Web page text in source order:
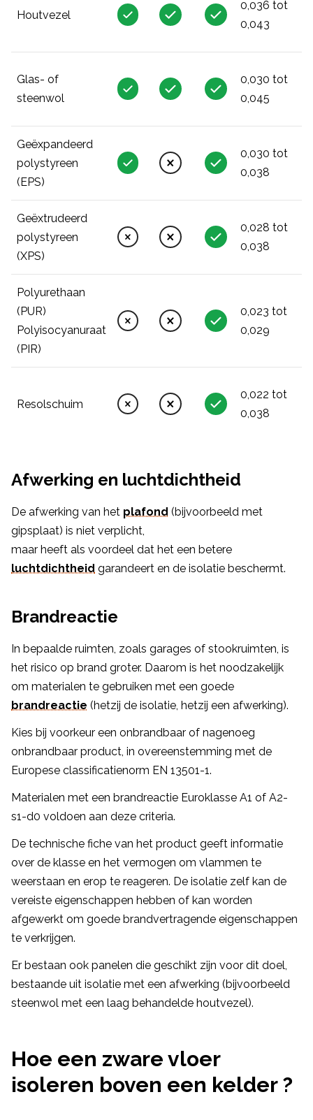
Houtvezel
0,036 tot
0,043
Glas- of
steenwol
0,030 tot
0,045
Geëxpandeerd
polystyreen
(EPS)
0,030 tot
0,038
Geëxtrudeerd
polystyreen
(XPS)
0,028 tot
0,038
Polyurethaan
(PUR)
Polyisocyanuraat
(PIR)
0,023 tot
0,029
Resolschuim
0,022 tot
0,038
Afwerking en luchtdichtheid
De afwerking van het plafond (bijvoorbeeld met
gipsplaat) is niet verplicht,
maar heeft als voordeel dat het een betere
luchtdichtheid garandeert en de isolatie beschermt.
Brandreactie
In bepaalde ruimten, zoals garages of stookruimten, is
het risico op brand groter. Daarom is het noodzakelijk
om materialen te gebruiken met een goede
brandreactie (hetzij de isolatie, hetzij een afwerking).
Kies bij voorkeur een onbrandbaar of nagenoeg
onbrandbaar product, in overeenstemming met de
Europese classificatienorm EN 13501-1.
Materialen met een brandreactie Euroklasse A1 of A2-
s1-d0 voldoen aan deze criteria.
De technische fiche van het product geeft informatie
over de klasse en het vermogen om vlammen te
weerstaan en erop te reageren. De isolatie zelf kan de
vereiste eigenschappen hebben of kan worden
afgewerkt om goede brandvertragende eigenschappen
te verkrijgen.
Er bestaan ook panelen die geschikt zijn voor dit doel,
bestaande uit isolatie met een afwerking (bijvoorbeeld
steenwol met een laag behandelde houtvezel).
Hoe een zware vloer
isoleren boven een kelder ?